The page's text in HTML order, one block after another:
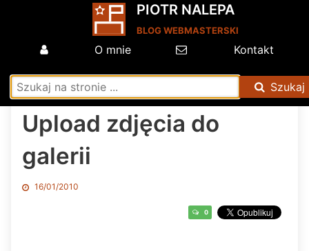
Upload zdjęcia do
galerii
16/01/2010
0
PIOTR NALEPA
BLOG WEBMASTERSKI
O mnie Kontakt
Szukaj